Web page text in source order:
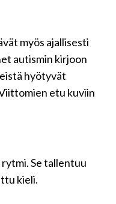
myös ajallisesti
autismin kirjoon
hyötyvät
etu kuviin
Se tallentuu
kieli.